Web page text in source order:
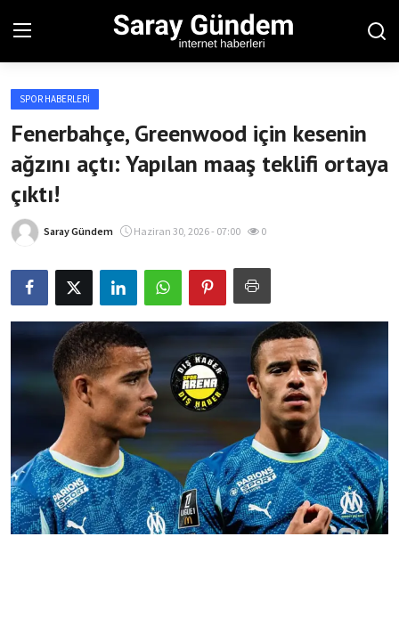
Ana Sayfa
Bölgesel
Son Dakika
Spor Haberleri
Teknoloji Haberleri
Magazin Haberleri
Dünya Haberleri
SPOR HABERLERI
Fenerbahçe, Greenwood için kesenin
ağzını açtı: Yapılan maaş teklifi ortaya
çıktı!
Saray Gündem Haziran 30, 2026 - 07:00 0